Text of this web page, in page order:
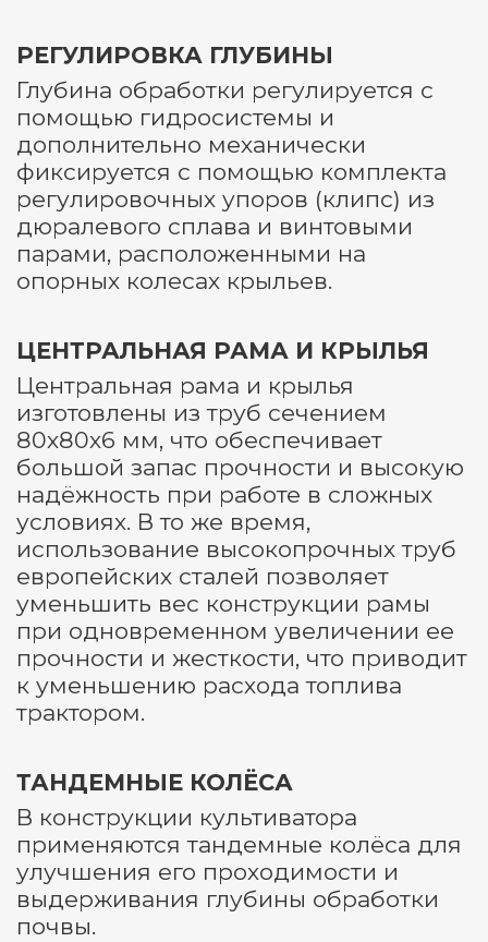
РЕГУЛИРОВКА ГЛУБИНЫ
Глубина обработки регулируется с
помощью гидросистемы и
дополнительно механически
фиксируется с помощью комплекта
регулировочных упоров (клипс) из
дюралевого сплава и винтовыми
парами, расположенными на
опорных колесах крыльев.
ЦЕНТРАЛЬНАЯ РАМА И КРЫЛЬЯ
Центральная рама и крылья
изготовлены из труб сечением
80х80х6 мм, что обеспечивает
большой запас прочности и высокую
надёжность при работе в сложных
условиях. В то же время,
использование высокопрочных труб
европейских сталей позволяет
уменьшить вес конструкции рамы
при одновременном увеличении ее
прочности и жесткости, что приводит
к уменьшению расхода топлива
трактором.
ТАНДЕМНЫЕ КОЛЁСА
В конструкции культиватора
применяются тандемные колёса для
улучшения его проходимости и
выдерживания глубины обработки
почвы.